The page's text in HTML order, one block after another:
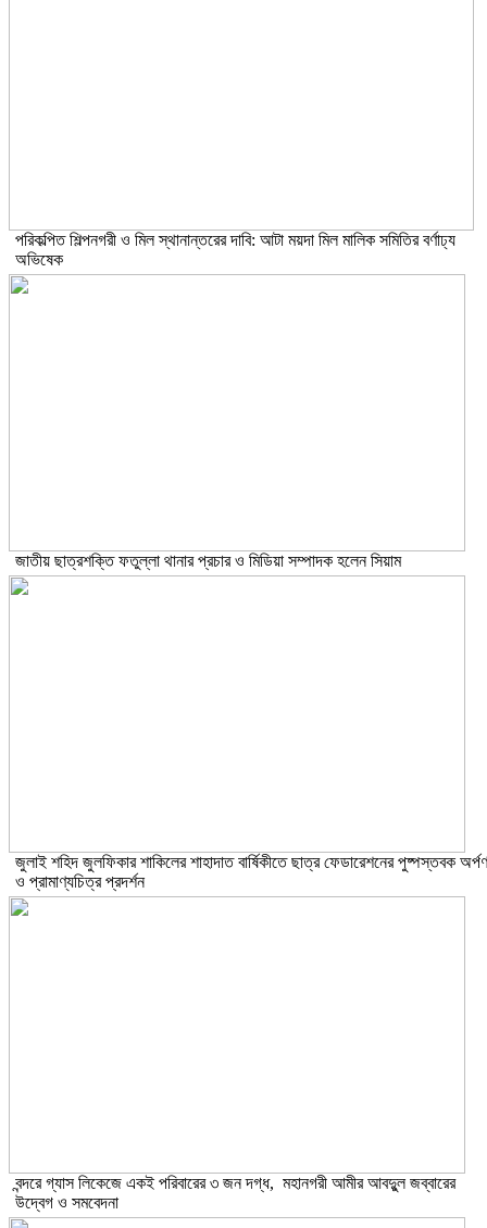
পরিকল্পিত শিল্পনগরী ও মিল স্থানান্তরের দাবি: আটা ময়দা মিল মালিক সমিতির বর্ণাঢ্য
অভিষেক
জাতীয় ছাত্রশক্তি ফতুল্লা থানার প্রচার ও মিডিয়া সম্পাদক হলেন সিয়াম
​জুলাই শহিদ জুলফিকার শাকিলের শাহাদাত বার্ষিকীতে ছাত্র ফেডারেশনের পুষ্পস্তবক অর্পণ
ও প্রামাণ্যচিত্র প্রদর্শন
বন্দরে গ্যাস লিকেজে একই পরিবারের ৩ জন দগ্ধ, মহানগরী আমীর আবদুুল জব্বারের
উদ্বেগ ও সমবেদনা